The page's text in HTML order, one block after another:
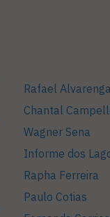
Rafael Alvarenga
Chantal
Wagner Sena
Informe dos
Rapha Ferreira
Paulo Cotias